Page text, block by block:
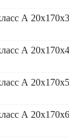
А
А
А
А